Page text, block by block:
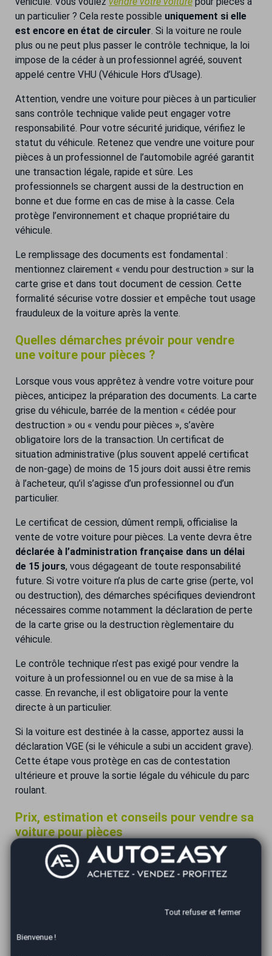
un particulier ? Cela reste possible uniquement si elle
est encore en état de circuler. Si la voiture ne roule
plus ou ne peut plus passer le contrôle technique, la loi
impose de la céder à un professionnel agréé, souvent
appelé centre VHU (Véhicule Hors d’Usage).
Attention, vendre une voiture pour pièces à un particulier
sans contrôle technique valide peut engager votre
responsabilité. Pour votre sécurité juridique, vérifiez le
statut du véhicule. Retenez que vendre une voiture pour
pièces à un professionnel de l’automobile agréé garantit
une transaction légale, rapide et sûre. Les
professionnels se chargent aussi de la destruction en
bonne et due forme en cas de mise à la casse. Cela
protège l’environnement et chaque propriétaire du
véhicule.
Le remplissage des documents est fondamental :
mentionnez clairement « vendu pour destruction » sur la
carte grise et dans tout document de cession. Cette
formalité sécurise votre dossier et empêche tout usage
frauduleux de la voiture après la vente.
Quelles démarches prévoir pour vendre
une voiture pour pièces ?
Lorsque vous vous apprêtez à vendre votre voiture pour
pièces, anticipez la préparation des documents. La carte
grise du véhicule, barrée de la mention « cédée pour
destruction » ou « vendu pour pièces », s’avère
obligatoire lors de la transaction. Un certificat de
situation administrative (plus souvent appelé certificat
de non-gage) de moins de 15 jours doit aussi être remis
à l’acheteur, qu’il s’agisse d’un professionnel ou d’un
particulier.
Le certificat de cession, dûment rempli, officialise la
vente de votre voiture pour pièces. La vente devra être
déclarée à l’administration française dans un délai
de 15 jours, vous dégageant de toute responsabilité
future. Si votre voiture n’a plus de carte grise (perte, vol
ou destruction), des démarches spécifiques deviendront
nécessaires comme notamment la déclaration de perte
de la carte grise ou la destruction règlementaire du
véhicule.
Le contrôle technique n’est pas exigé pour vendre la
voiture à un professionnel ou en vue de sa mise à la
casse. En revanche, il est obligatoire pour la vente
directe à un particulier.
Si la voiture est destinée à la casse, apportez aussi la
déclaration VGE (si le véhicule a subi un accident grave).
Cette étape vous protège en cas de contestation
ultérieure et prouve la sortie légale du véhicule du parc
roulant.
Prix, estimation et conseils pour vendre sa
voiture pour pièces
Le prix de revente d’une voiture varie selon l’âge du
véhicule, l’état général, le kilométrage et surtout la
demande pour certaines pièces détachées. Parmi les
voiture pour pièces figurent les moteurs, boîtes de
de carrosserie ou de sellerie bien conservés.
Tout refuser et fermer
Bienvenue !